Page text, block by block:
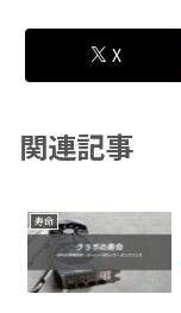
X
関連記事
寿命